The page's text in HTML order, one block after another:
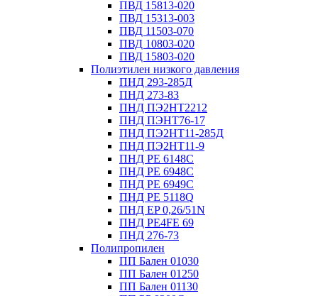
ПВД 15813-020
ПВД 15313-003
ПВД 11503-070
ПВД 10803-020
ПВД 15803-020
Полиэтилен низкого давления
ПНД 293-285Д
ПНД 273-83
ПНД ПЭ2НТ2212
ПНД ПЭНТ76-17
ПНД ПЭ2НТ11-285Д
ПНД ПЭ2НТ11-9
ПНД PE 6148C
ПНД PE 6948C
ПНД PE 6949C
ПНД PE 5118Q
ПНД EP 0,26/51N
ПНД PE4FE 69
ПНД 276-73
Полипропилен
ПП Бален 01030
ПП Бален 01250
ПП Бален 01130